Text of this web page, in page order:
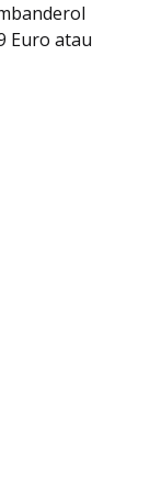
Euro atau